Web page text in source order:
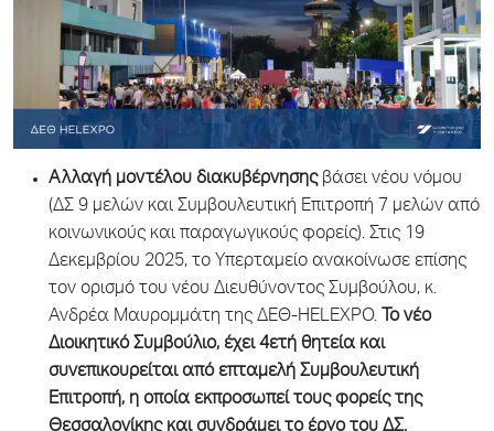
Αλλαγή μοντέλου διακυβέρνησηςβάσει νέου νόμου
(ΔΣ 9 μελών και Συμβουλευτική Επιτροπή 7 μελών από
κοινωνικούς και παραγωγικούς φορείς). Στις 19
Δεκεμβρίου 2025, το Υπερταμείο ανακοίνωσε επίσης
τον ορισμό του νέου Διευθύνοντος Συμβούλου, κ.
Ανδρέα Μαυρομμάτη της ΔΕΘ-HELEXPO. Το νέο
Διοικητικό Συμβούλιο, έχει 4ετή θητεία και
συνεπικουρείται από επταμελή Συμβουλευτική
Επιτροπή, η οποία εκπροσωπεί τους φορείς της